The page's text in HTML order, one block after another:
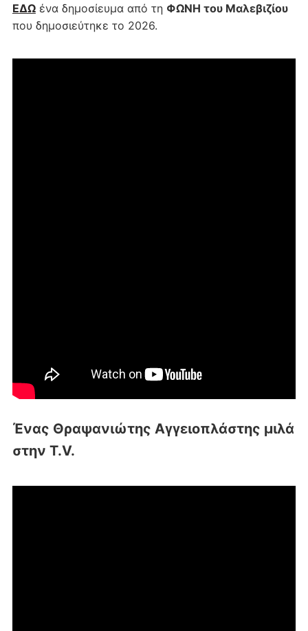
ΕΔΩένα δημοσίευμα από τη ΦΩΝΗ του Μαλεβιζίου
που δημοσιεύτηκε το 2026.
Ένας Θραψανιώτης Αγγειοπλάστης μιλά
στην T.V.